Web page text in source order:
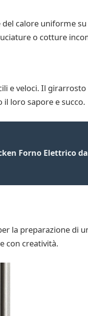
calore uniforme
o cotture
e veloci. Il
loro sapore e succo.
Forno Elettrico
la preparazione di
con creatività.